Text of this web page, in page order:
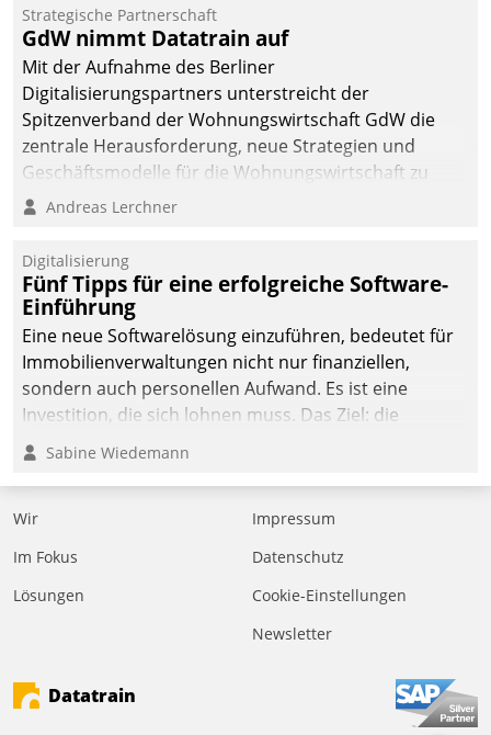
Strategische Partnerschaft
GdW nimmt Datatrain auf
Mit der Aufnahme des Berliner
Digitalisierungspartners unterstreicht der
Spitzenverband der Wohnungswirtschaft GdW die
zentrale Herausforderung, neue Strategien und
Geschäftsmodelle für die Wohnungswirtschaft zu
entwickeln.
Andreas Lerchner
Digitalisierung
Fünf Tipps für eine erfolgreiche Software-
Einführung
Eine neue Softwarelösung einzuführen, bedeutet für
Immobilienverwaltungen nicht nur finanziellen,
sondern auch personellen Aufwand. Es ist eine
Investition, die sich lohnen muss. Das Ziel: die
nachhaltige Optimierung der Geschäftsabläufe. Damit
dieses Ziel erreicht wird, sollten einige Grundregeln
befolgt werden.
Sabine Wiedemann
Wir
Im Fokus
Lösungen
Impressum
Datenschutz
Cookie-Einstellungen
Newsletter
Datatrain